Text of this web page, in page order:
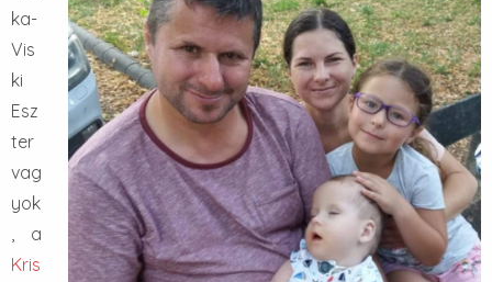
ka-
Vis
ki
Esz
ter
vag
yok
, a
Kris